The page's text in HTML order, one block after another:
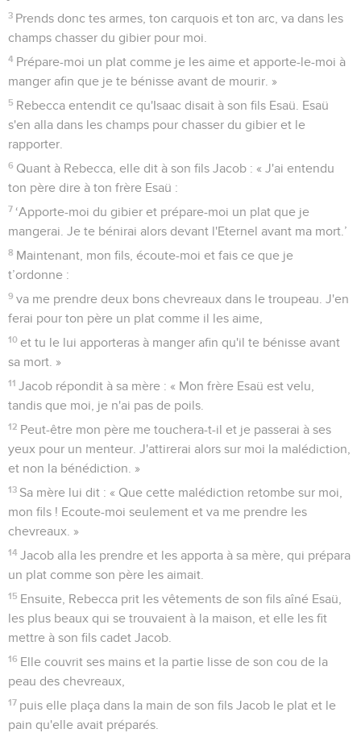
3 Prends donc tes armes, ton carquois et ton arc, va dans les
champs chasser du gibier pour moi.
4 Prépare-moi un plat comme je les aime et apporte-le-moi à
manger afin que je te bénisse avant de mourir. »
5 Rebecca entendit ce qu'Isaac disait à son fils Esaü. Esaü
s'en alla dans les champs pour chasser du gibier et le
rapporter.
6 Quant à Rebecca, elle dit à son fils Jacob : « J'ai entendu
ton père dire à ton frère Esaü :
7 ‘Apporte-moi du gibier et prépare-moi un plat que je
mangerai. Je te bénirai alors devant l'Eternel avant ma mort.’
8 Maintenant, mon fils, écoute-moi et fais ce que je
t’ordonne :
9 va me prendre deux bons chevreaux dans le troupeau. J'en
ferai pour ton père un plat comme il les aime,
10 et tu le lui apporteras à manger afin qu'il te bénisse avant
sa mort. »
11 Jacob répondit à sa mère : « Mon frère Esaü est velu,
tandis que moi, je n'ai pas de poils.
12 Peut-être mon père me touchera-t-il et je passerai à ses
yeux pour un menteur. J'attirerai alors sur moi la malédiction,
et non la bénédiction. »
13 Sa mère lui dit : « Que cette malédiction retombe sur moi,
mon fils ! Ecoute-moi seulement et va me prendre les
chevreaux. »
14 Jacob alla les prendre et les apporta à sa mère, qui prépara
un plat comme son père les aimait.
15 Ensuite, Rebecca prit les vêtements de son fils aîné Esaü,
les plus beaux qui se trouvaient à la maison, et elle les fit
mettre à son fils cadet Jacob.
16 Elle couvrit ses mains et la partie lisse de son cou de la
peau des chevreaux,
17 puis elle plaça dans la main de son fils Jacob le plat et le
pain qu'elle avait préparés.